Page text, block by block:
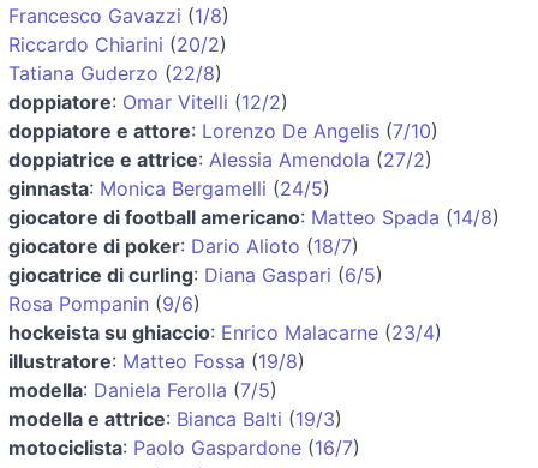
Francesco Gavazzi (1/8)
Riccardo Chiarini (20/2)
Tatiana Guderzo (22/8)
doppiatore: Omar Vitelli (12/2)
doppiatore e attore: Lorenzo De Angelis (7/10)
doppiatrice e attrice: Alessia Amendola (27/2)
ginnasta: Monica Bergamelli (24/5)
giocatore di football americano: Matteo Spada (14/8)
giocatore di poker: Dario Alioto (18/7)
giocatrice di curling: Diana Gaspari (6/5)
Rosa Pompanin (9/6)
hockeista su ghiaccio: Enrico Malacarne (23/4)
illustratore: Matteo Fossa (19/8)
modella: Daniela Ferolla (7/5)
modella e attrice: Bianca Balti (19/3)
motociclista: Paolo Gaspardone (16/7)